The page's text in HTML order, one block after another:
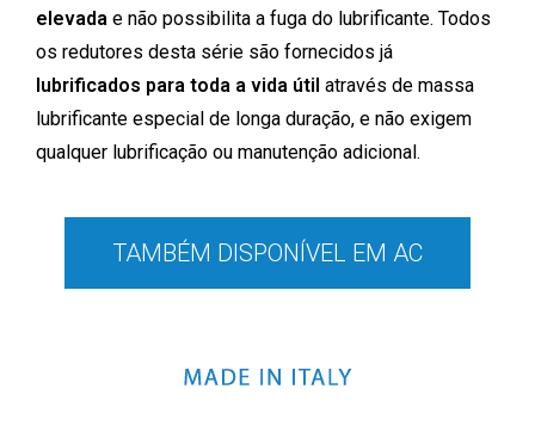
elevada e não possibilita a fuga do lubrificante. Todos
os redutores desta série são fornecidos já
lubrificados para toda a vida útil através de massa
lubrificante especial de longa duração, e não exigem
qualquer lubrificação ou manutenção adicional.
TAMBÉM DISPONÍVEL EM AC